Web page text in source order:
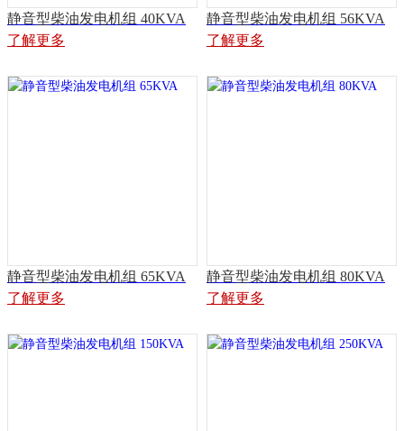
静音型柴油发电机组 40KVA
了解更多
静音型柴油发电机组 56KVA
了解更多
静音型柴油发电机组 65KVA
了解更多
静音型柴油发电机组 80KVA
了解更多